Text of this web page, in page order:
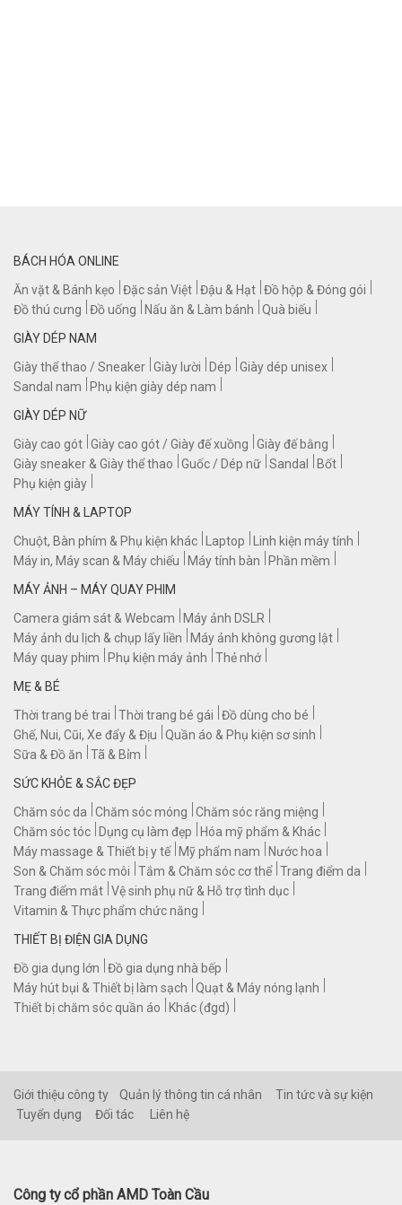
BÁCH HÓA ONLINE
Ăn vặt & Bánh kẹo
Đặc sản Việt Đậu & Hạt Đồ hộp & Đóng gói
Đồ thú cưng
Đồ uống Nấu ăn & Làm bánh
Quà biếu
GIÀY DÉP NAM
Giày thể thao / Sneaker Giày lười Dép
Giày dép unisex
Sandal nam
Phụ kiện giày dép nam
GIÀY DÉP NỮ
Giày cao gót Giày cao gót / Giày đế xuồng
Giày đế bằng
Giày sneaker & Giày thể thao
Guốc / Dép nữ Sandal
Bốt
Phụ kiện giày
MÁY TÍNH & LAPTOP
Chuột, Bàn phím & Phụ kiện khác
Laptop
Linh kiện máy tính
Máy in, Máy scan & Máy chiếu
Máy tính bàn
Phần mềm
MÁY ẢNH – MÁY QUAY PHIM
Camera giám sát & Webcam
Máy ảnh DSLR
Máy ảnh du lịch & chụp lấy liền
Máy ảnh không gương lật
Máy quay phim
Phụ kiện máy ảnh
Thẻ nhớ
MẸ & BÉ
Thời trang bé trai
Thời trang bé gái
Đồ dùng cho bé
Ghế, Nui, Cũi, Xe đẩy & Địu
Quần áo & Phụ kiện sơ sinh
Sữa & Đồ ăn
Tã & Bỉm
SỨC KHỎE & SẮC ĐẸP
Chăm sóc da
Chăm sóc móng
Chăm sóc răng miệng
Chăm sóc tóc
Dụng cụ làm đẹp
Hóa mỹ phẩm & Khác
Máy massage & Thiết bị y tế
Mỹ phẩm nam
Nước hoa
Son & Chăm sóc môi
Tắm & Chăm sóc cơ thể Trang điểm da
Trang điểm mắt Vệ sinh phụ nữ & Hỗ trợ tình dục
Vitamin & Thực phẩm chức năng
THIẾT BỊ ĐIỆN GIA DỤNG
Đồ gia dụng lớn
Đồ gia dụng nhà bếp
Máy hút bụi & Thiết bị làm sạch
Quạt & Máy nóng lạnh
Thiết bị chăm sóc quần áo
Khác (đgd)
Giới thiệu công ty Quản lý thông tin cá nhân
Tin tức và sự kiện
Tuyển dụng
Đối tác Liên hệ
Công ty cổ phần AMD Toàn Cầu